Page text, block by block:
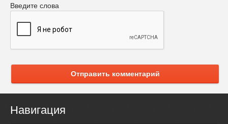
Введите слова
Отправить комментарий
Навигация